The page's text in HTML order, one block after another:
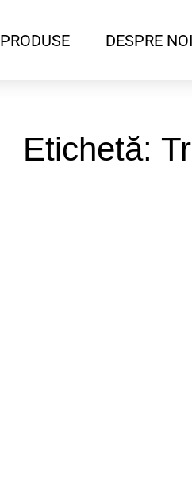
PRODUSE DESPRE NOI
Etichetă: